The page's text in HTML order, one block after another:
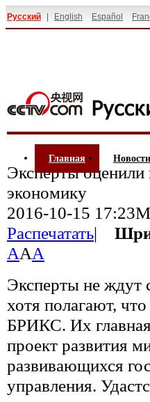
Русский English Español
Главная Новости
Эксперты
экономику
2016-10-15
Распечатать|
AAA
Эксперты не ждут
хотя полагают,
БРИКС. Их главная
проект развития
развивающихся
управления.